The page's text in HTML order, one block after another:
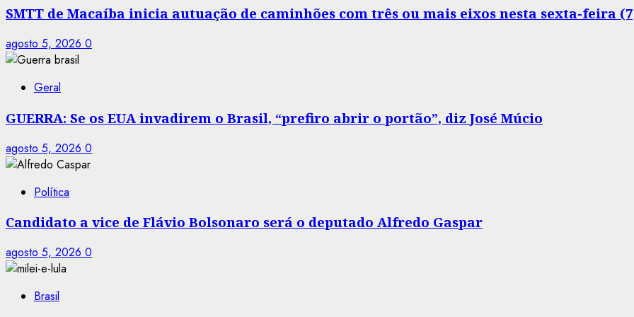
SMTT de Macaíba inicia autuação de caminhões com três ou mais eixos nesta sexta-feira
agosto 5, 2026 0
Geral
GUERRA: Se os EUA invadirem o Brasil, “prefiro abrir o portão”, diz José Múcio
agosto 5, 2026 0
Política
Candidato a vice de Flávio Bolsonaro será o deputado Alfredo Gaspar
agosto 5, 2026 0
Brasil